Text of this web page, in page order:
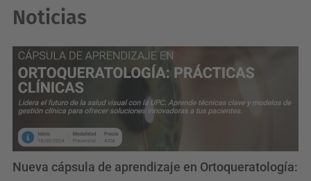
Noticias
Nueva cápsula de aprendizaje en Ortoqueratología: